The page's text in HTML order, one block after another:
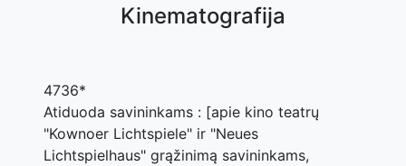
Kinematografija
4736*
Atiduoda savininkams : [apie kino teatrų
"Kownoer Lichtspiele" ir "Neues
Lichtspielhaus" grąžinimą savininkams,